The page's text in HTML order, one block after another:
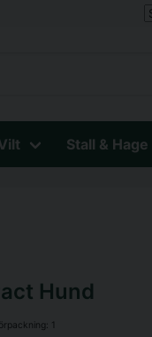
Stall & Hage
Hund
1